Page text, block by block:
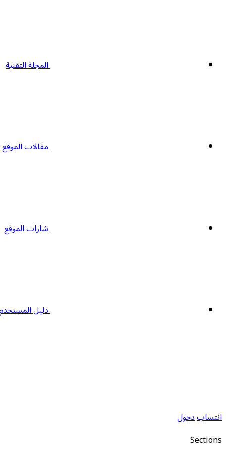
المجلة التقنية
مقالات الموقع
شارات الموقع
دليل
انتسابدخول
Sections